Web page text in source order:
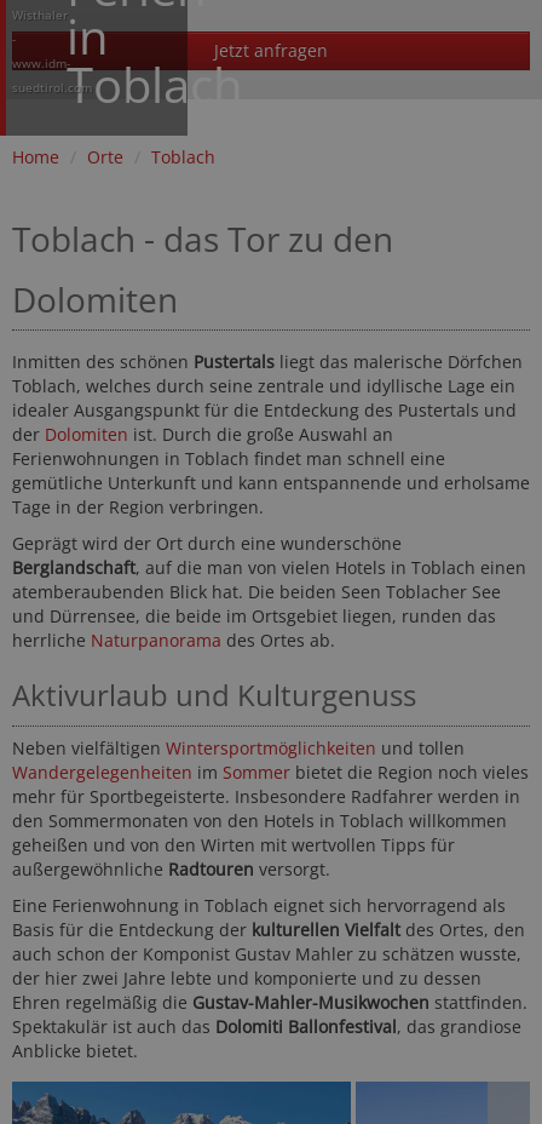
in
Toblach
Wisthaler
-
www.idm-
suedtirol.com
Jetzt anfragen
Home / Orte / Toblach
Toblach - das Tor zu den
Dolomiten
Inmitten des schönen Pustertals liegt das malerische Dörfchen
Toblach, welches durch seine zentrale und idyllische Lage ein
idealer Ausgangspunkt für die Entdeckung des Pustertals und
der Dolomiten ist. Durch die große Auswahl an
Ferienwohnungen in Toblach findet man schnell eine
gemütliche Unterkunft und kann entspannende und erholsame
Tage in der Region verbringen.
Geprägt wird der Ort durch eine wunderschöne
Berglandschaft, auf die man von vielen Hotels in Toblach einen
atemberaubenden Blick hat. Die beiden Seen Toblacher See
und Dürrensee, die beide im Ortsgebiet liegen, runden das
herrliche Naturpanorama des Ortes ab.
Aktivurlaub und Kulturgenuss
Neben vielfältigen Wintersportmöglichkeiten und tollen
Wandergelegenheiten im Sommer bietet die Region noch vieles
mehr für Sportbegeisterte. Insbesondere Radfahrer werden in
den Sommermonaten von den Hotels in Toblach willkommen
geheißen und von den Wirten mit wertvollen Tipps für
außergewöhnliche Radtouren versorgt.
Eine Ferienwohnung in Toblach eignet sich hervorragend als
Basis für die Entdeckung der kulturellen Vielfalt des Ortes, den
auch schon der Komponist Gustav Mahler zu schätzen wusste,
der hier zwei Jahre lebte und komponierte und zu dessen
Ehren regelmäßig die Gustav-Mahler-Musikwochen stattfinden.
Spektakulär ist auch das Dolomiti Ballonfestival, das grandiose
Anblicke bietet.